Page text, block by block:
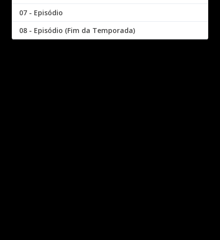
07 - Episódio
08 - Episódio (Fim da Temporada)